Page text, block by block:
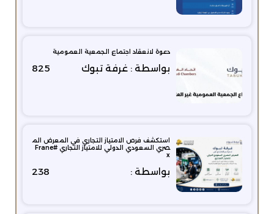
دعوة لانعقاد اجتماع الجمعية العمومية
بواسطة : غرفة تبوك 825
استكشف فرص الامتياز التجاري في المعرض الم
صري السعودي الدولي للامتياز التجاري #Frane
x
بواسطة : 238